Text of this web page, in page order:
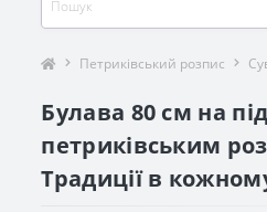
Петриківський розпис
Булава 80 см на
петриківським
Традиції в